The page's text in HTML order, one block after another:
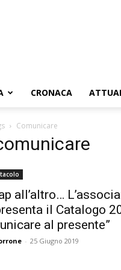
CRONACA
Comunicare
all’altro…
il Catalogo
al presente”
- 25 Giugno 2019